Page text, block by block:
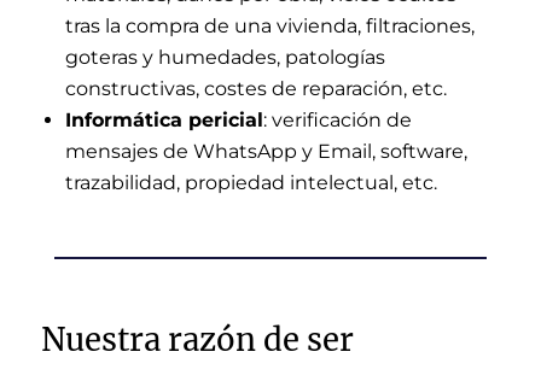
tras la compra de una vivienda, filtraciones,
goteras y humedades, patologías
constructivas, costes de reparación, etc.
Informática pericial: verificación de
mensajes de WhatsApp y Email, software,
trazabilidad, propiedad intelectual, etc.
Nuestra razón de ser